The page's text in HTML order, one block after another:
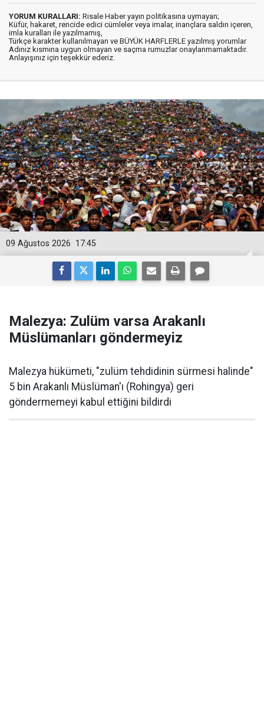
YORUM KURALLARI: Risale Haber yayın politikasına uymayan;
Küfür, hakaret, rencide edici cümleler veya imalar, inançlara saldırı içeren,
imla kuralları ile yazılmamış,
Türkçe karakter kullanılmayan ve BÜYÜK HARFLERLE yazılmış yorumlar
Adınız kısmına uygun olmayan ve saçma rumuzlar onaylanmamaktadır.
Anlayışınız için teşekkür ederiz.
17:45
09 Ağustos 2026
Malezya: Zulüm varsa Arakanlı
Müslümanları göndermeyiz
Malezya hükümeti, "zulüm tehdidinin sürmesi halinde"
5 bin Arakanlı Müslüman'ı (Rohingya) geri
göndermemeyi kabul ettiğini bildirdi